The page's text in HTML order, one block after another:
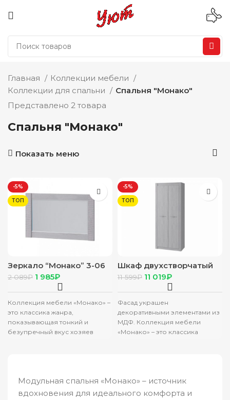
Главная
Коллекции мебели
Коллекции для спальни
Спальня "Монако"
Представлено 2 товара
Спальня "Монако"
Показать меню
-5%
ТОП
Зеркало “Монако” 3-06
ясень белый/F12
2 089₽ 1 985₽
Коллекция мебели «Монако» –
это классика жанра,
показывающая тонкий и
безупречный вкус хозяев
-5%
ТОП
Шкаф двухстворчатый
“Монако” ШК-37 ясень
белый/F12
11 599₽ 11 019₽
Фасад украшен
декоративными элементами из
МДФ. Коллекция мебели
«Монако» – это классика
Модульная спальня «Монако» – источник
вдохновения для идеального комфорта и